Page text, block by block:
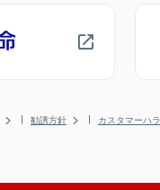
勧誘方針 カスタマーハ